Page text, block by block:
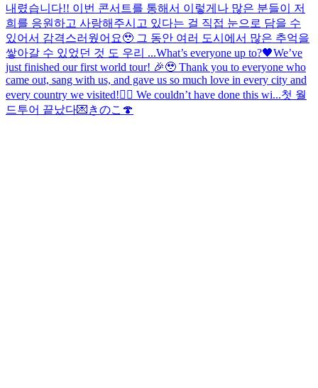
내렸습니다!! 이번 콘서트를 통해서 이렇게나 많은 분들이 저
희를 응원하고 사랑해주시고 있다는 걸 직접 눈으로 담을 수
있어서 감격스러웠어요🥹 그 동안 여러 도시에서 많은 추억을
쌓아갈 수 있었던 것 도 우리 ...What’s everyone up to?🖤We’ve
just finished our first world tour! 🎉🥹 Thank you to everyone who
came out, sang with us, and gave us so much love in every city and
every country we visited!❤️‍🔥 We couldn’t have done this wi...첫 월
드투어 끝났다💌 きのこ🍄